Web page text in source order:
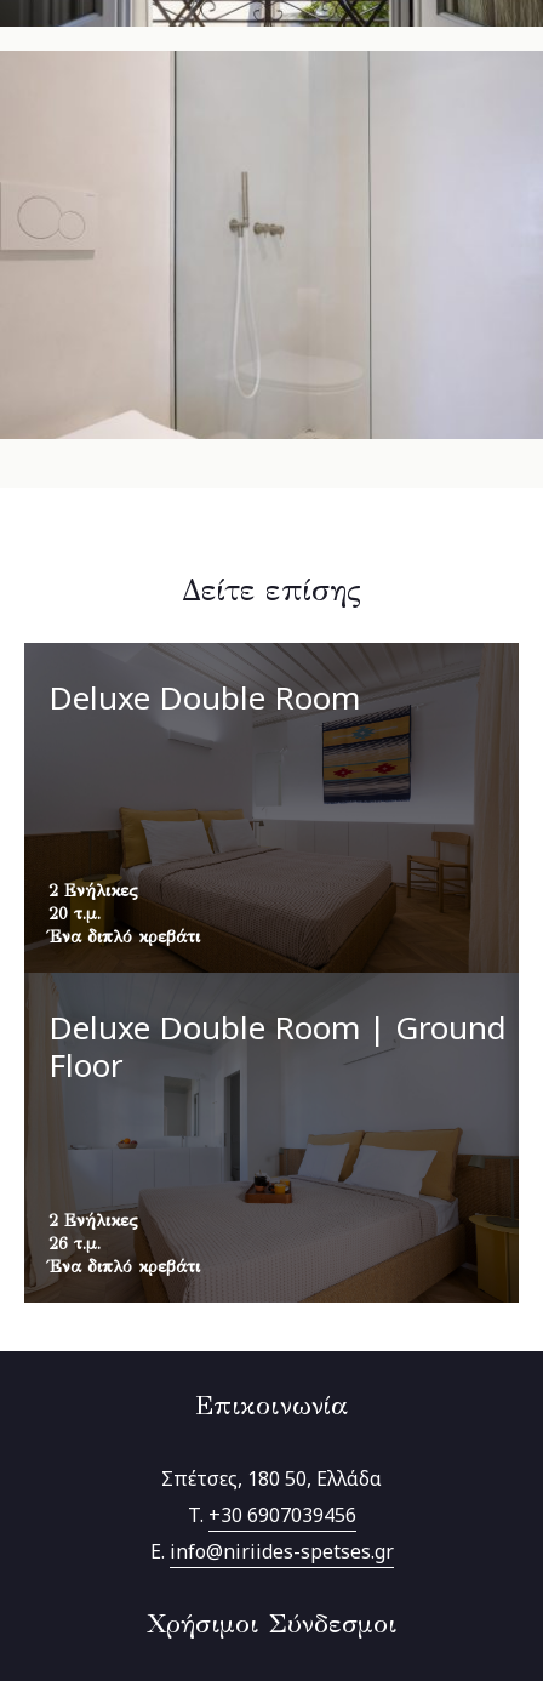
Δείτε επίσης
Deluxe Double Room
2 Ενήλικες
20 τ.μ.
Ένα διπλό κρεβάτι
Deluxe Double Room | Ground
Floor
2 Ενήλικες
26 τ.μ.
Ένα διπλό κρεβάτι
Επικοινωνία
Σπέτσες, 180 50, Ελλάδα
T. +30 6907039456
E. info@niriides-spetses.gr
Χρήσιμοι Σύνδεσμοι